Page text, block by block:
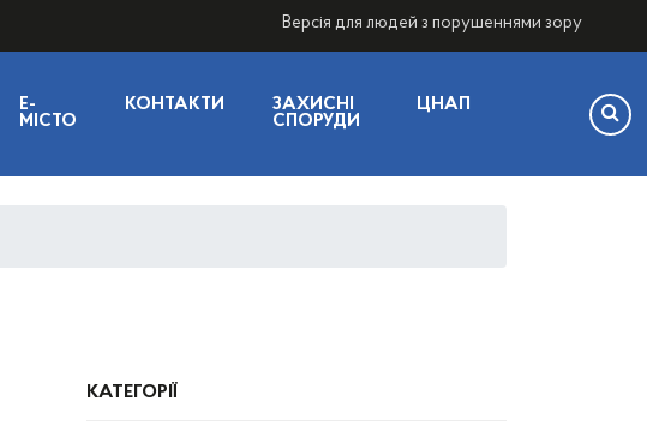
Версія для людей з порушеннями зору
E-
МІСТО
КОНТАКТИ
ЗАХИСНІ
СПОРУДИ
ЦНАП
КАТЕГОРІЇ